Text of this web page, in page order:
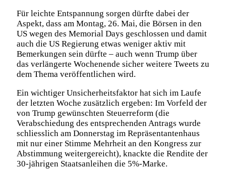
Für leichte Entspannung sorgen dürfte dabei der
Aspekt, dass am Montag, 26. Mai, die Börsen in den
US wegen des Memorial Days geschlossen und damit
auch die US Regierung etwas weniger aktiv mit
Bemerkungen sein dürfte – auch wenn Trump über
das verlängerte Wochenende sicher weitere Tweets zu
dem Thema veröffentlichen wird.
Ein wichtiger Unsicherheitsfaktor hat sich im Laufe
der letzten Woche zusätzlich ergeben: Im Vorfeld der
von Trump gewünschten Steuerreform (die
Verabschiedung des entsprechenden Antrags wurde
schliesslich am Donnerstag im Repräsentantenhaus
mit nur einer Stimme Mehrheit an den Kongress zur
Abstimmung weitergereicht), knackte die Rendite der
30-jährigen Staatsanleihen die 5%-Marke.